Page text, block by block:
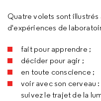
Quatre volets sont
d'expériences de
fait pour apprendre ;
décider pour agir ;
en toute conscience ;
voir avec son cerveau
suivez le trajet de la